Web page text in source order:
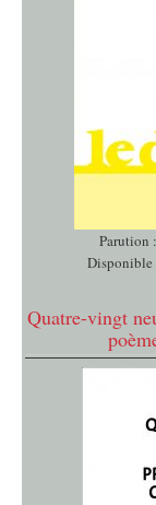
Parution
Disponible
Quatre-vingt